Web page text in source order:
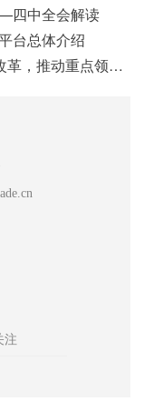
四中全会解读
台总体介绍
浙江省委书记车俊：深化“最多跑一次”改革，推动重点领域改革
注